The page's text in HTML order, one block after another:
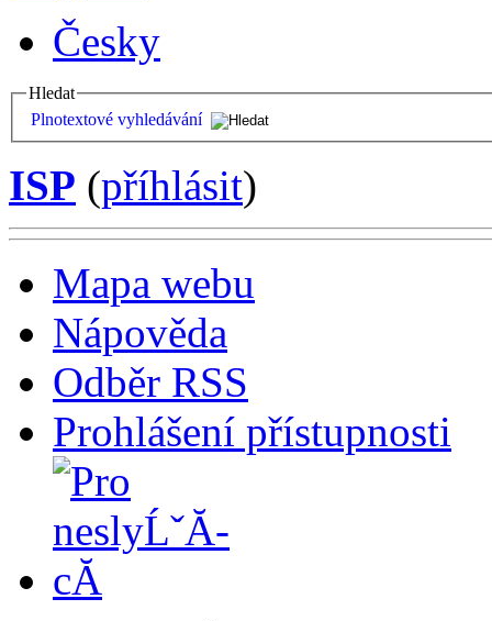
Česky
Hledat
Plnotextové vyhledávání
ISP (příhlásit)
Mapa webu
Nápověda
Odběr RSS
Prohlášení přístupnosti